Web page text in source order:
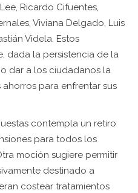
Ricardo Cifuentes,
Viviana Delgado, Luis
Videla. Estos
dada la persistencia de la
dar a los ciudadanos la
para enfrentar sus
contempla un retiro
para todos los
moción sugiere permitir
destinado a
costear tratamientos